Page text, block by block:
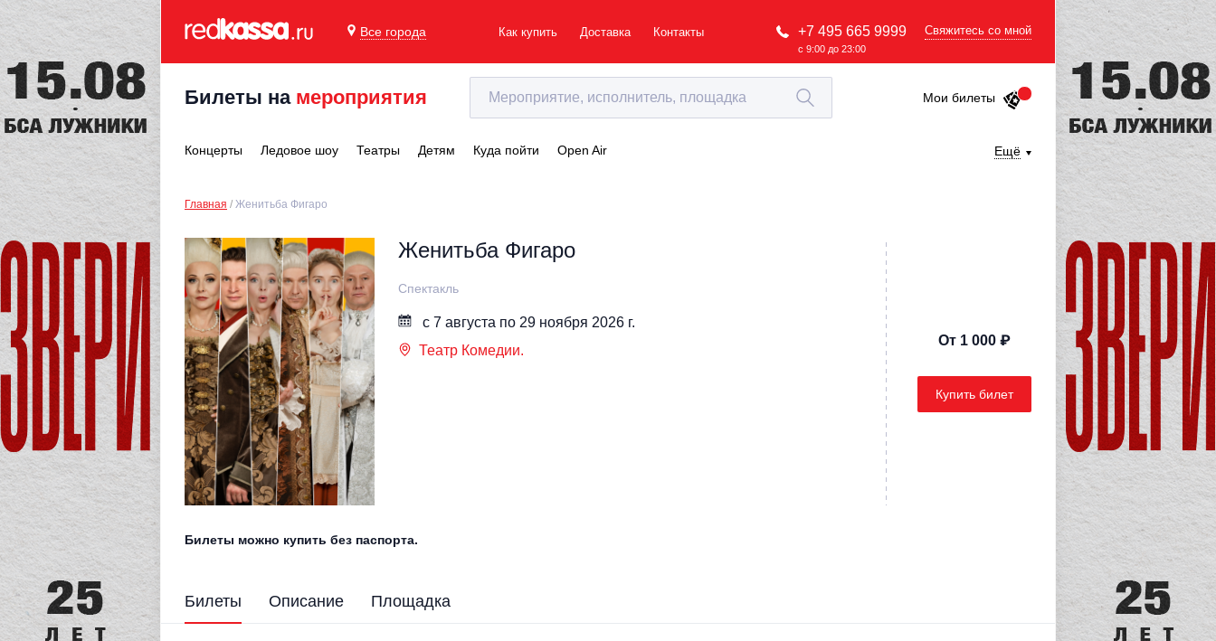
Все города Как купить Доставка Контакты +7 495 665 9999
с 9:00 до 23:00
Свяжитесь со мной
Билеты на мероприятия Мои билеты
Концерты Ледовое шоу Театры Детям Куда пойти Open Air Ещё
Главная Женитьба Фигаро
Женитьба Фигаро
Спектакль
с 7 августа по 29 ноября 2026 г.
Театр Комедии.
От 1 000 ₽
Купить билет
Билеты можно купить без паспорта.
Билеты Описание Площадка